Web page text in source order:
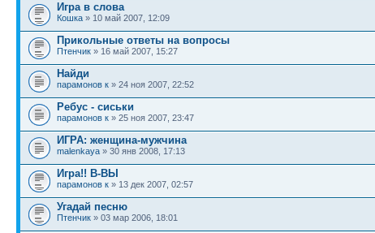
Игра в слова
Кошка » 10 май 2007, 12:09
Прикольные ответы на вопросы
Птенчик » 16 май 2007, 15:27
Найди
парамонов к » 24 ноя 2007, 22:52
Ребус - сиськи
парамонов к » 25 ноя 2007, 23:47
ИГРА: женщина-мужчина
malenkaya » 30 янв 2008, 17:13
Игра!! В-ВЫ
парамонов к » 13 дек 2007, 02:57
Угадай песню
Птенчик » 03 мар 2006, 18:01